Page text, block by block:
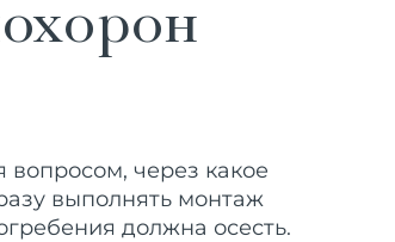
вопросом, через какое
выполнять монтаж
должна осесть.